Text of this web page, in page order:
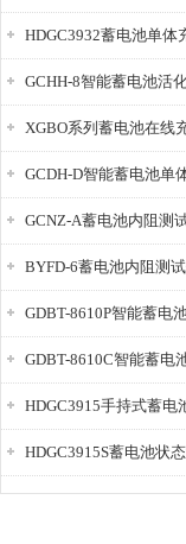
GCHH-8智能蓄电池活
XGBO系列蓄电池在线
GCDH-D智能蓄电池单
GCNZ-A蓄电池内阻测
BYFD-6蓄电池内阻测
GDBT-8610P智能蓄电
GDBT-8610C智能蓄电
HDGC3915S蓄电池状